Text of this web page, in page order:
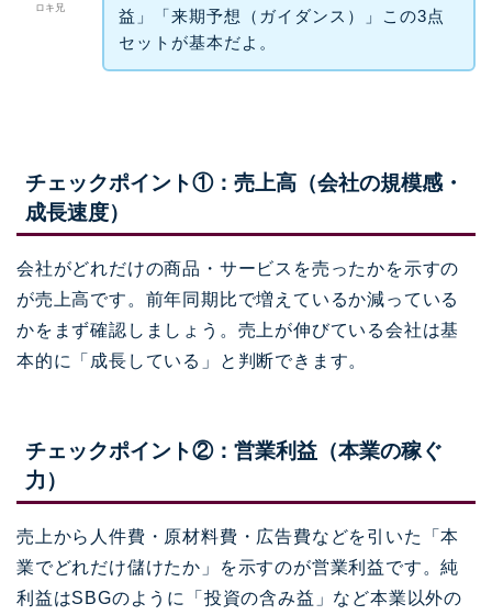
ロキ兄
益」「来期予想（ガイダンス）」この3点
セットが基本だよ。
チェックポイント①：売上高（会社の規模感・
成長速度）
会社がどれだけの商品・サービスを売ったかを示すの
が売上高です。前年同期比で増えているか減っている
かをまず確認しましょう。売上が伸びている会社は基
本的に「成長している」と判断できます。
チェックポイント②：営業利益（本業の稼ぐ
力）
売上から人件費・原材料費・広告費などを引いた「本
業でどれだけ儲けたか」を示すのが営業利益です。純
利益はSBGのように「投資の含み益」など本業以外の